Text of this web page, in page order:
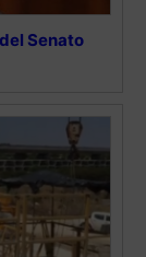
Senato